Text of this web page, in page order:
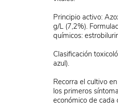
Principio activo:
g/L (7,2%).
químicos:
Clasificación
azul).
Recorra el cultivo
los primeros
económico de cada